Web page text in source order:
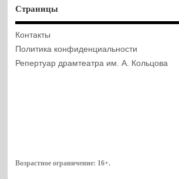
Страницы
Контакты
Политика конфиденциальности
Репертуар драмтеатра им. А. Кольцова
Возрастное ограничение: 16+.